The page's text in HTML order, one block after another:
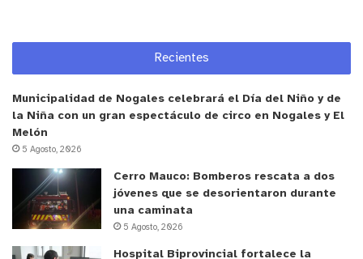
período de clases”.
Montenegro, comentó que “como mapadres
creemos que es muy importante dar estos pasos,
porque la mesa de seguridad debe seguir
trabajando; lo que ha hecho SLEP entrelazando a
todos los órganos incumbentes es muy importante
para nosotros a la hora de hacer llegar nuestras
Recientes
Municipalidad de Nogales celebrará el Día del Niño y de
la Niña con un gran espectáculo de circo en Nogales y El
Melón
5 Agosto, 2026
Cerro Mauco: Bomberos rescata a dos
jóvenes que se desorientaron durante
una caminata
5 Agosto, 2026
Hospital Biprovincial fortalece la